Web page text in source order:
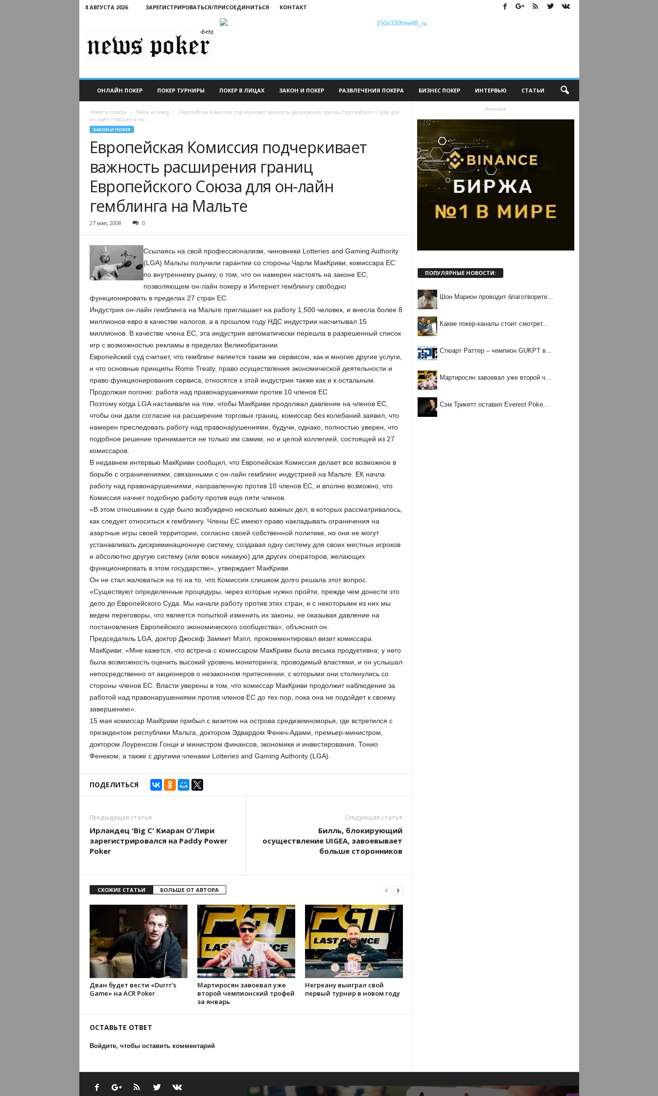
8 АВГУСТА 2026 ЗАРЕГИСТРИРОВАТЬСЯ/ПРИСОЕДИНИТЬСЯ КОНТАКТ
ОНЛАЙН ПОКЕР ПОКЕР ТУРНИРЫ ПОКЕР В ЛИЦАХ ЗАКОН И ПОКЕР РАЗВЛЕЧЕНИЯ ПОКЕРА БИЗНЕС ПОКЕР ИНТЕРВЬЮ СТАТЬИ
Новости покера Закон и покер
Европейская Комиссия подчеркивает важность расширения границ Европейского Союза для
он-лайн гемблинга на...
ЗАКОН И ПОКЕР
Европейская Комиссия подчеркивает
важность расширения границ
Европейского Союза для он-лайн
гемблинга на Мальте
27 мая, 2008 0
Ссылаясь на свой профессионализм, чиновники Lotteries and Gaming Authority
(LGA) Мальты получили гарантии со стороны Чарли МакКриви, комиссара ЕС
по внутреннему рынку, о том, что он намерен настоять на законе ЕС,
позволяющем он-лайн покеру и Интернет гемблингу свободно
функционировать в пределах 27 стран ЕС.
Индустрия он-лайн гемблинга на Мальте приглашает на работу 1,500 человек, и внесла более 8
миллионов евро в качестве налогов, а в прошлом году НДС индустрии насчитывал 15
миллионов. В качестве члена ЕС, эта индустрия автоматически перешла в разрешенный список
игр с возможностью рекламы в пределах Великобритании.
Европейский суд считает, что гемблинг является таким же сервисом, как и многие другие услуги,
и что основные принципы Rome Treaty, право осуществления экономической деятельности и
право функционирования сервиса, относятся к этой индустрии также как и к остальным.
Продолжая погоню: работа над правонарушениями против 10 членов ЕС
Поэтому когда LGA настаивали на том, чтобы МакКриви продолжал давление на членов ЕС,
чтобы они дали согласие на расширение торговых границ, комиссар без колебаний заявил, что
намерен преследовать работу над правонарушениями, будучи, однако, полностью уверен, что
подобное решение принимается не только им самим, но и целой коллегией, состоящей из 27
комиссаров.
В недавнем интервью МакКриви сообщил, что Европейская Комиссия делает все возможное в
борьбе с ограничениями, связанными с он-лайн гемблинг индустрией на Мальте. ЕК начла
работу над правонарушениями, направленную против 10 членов ЕС, и вполне возможно, что
Комиссия начнет подобную работу против еще пяти членов.
«В этом отношении в суде было возбуждено несколько важных дел, в которых рассматривалось,
как следует относиться к гемблингу. Члены ЕС имеют право накладывать ограничения на
азартные игры своей территории, согласно своей собственной политике, но они не могут
устанавливать дискриминационную систему, создавая одну систему для своих местных игроков
и абсолютно другую систему (или вовсе никакую) для других операторов, желающих
функционировать в этом государстве», утверждает МакКриви.
Он не стал жаловаться на то на то, что Комиссия слишком долго решала этот вопрос.
«Существуют определенные процедуры, через которые нужно пройти, прежде чем донести это
дело до Европейского Суда. Мы начали работу против этих стран, и с некоторыми из них мы
ведем переговоры, что является попыткой изменить их законы, не оказывая давление на
постановления Европейского экономического сообщества», объяснил он.
Председатель LGA, доктор Джосеф Заммит Мэпл, прокомментировал визит комиссара
МакКриви: «Мне кажется, что встреча с комиссаром МакКриви была весьма продуктивна; у него
была возможность оценить высокий уровень мониторинга, проводимый властями, и он услышал
непосредственно от акционеров о незаконном притеснении, с которыми они столкнулись со
стороны членов ЕС. Власти уверены в том, что комиссар МакКриви продолжит наблюдение за
работой над правонарушениями против членов ЕС до тех пор, пока она не подойдет к своему
завершению».
15 мая комиссар МакКриви прибыл с визитом на острова средиземноморья, где встретился с
президентом республики Мальта, доктором Эдвардом Фенеч-Адами, премьер-министром,
доктором Лоуренсом Гонци и министром финансов, экономики и инвестирования, Тонио
Фенеком, а также с другими членами Lotteries and Gaming Authority (LGA).
ПОДЕЛИТЬСЯ
Предыдущая статья
Ирландец 'Big C' Kиаран О'Лири
зарегистрировался на Paddy Power
Poker
Следующая статья
Билль, блокирующий
осуществление UIGEA, завоевывает
больше сторонников
СХОЖИЕ СТАТЬИ БОЛЬШЕ ОТ АВТОРА
Дван будет вести «Durrr’s
Game» на ACR Poker
Мартиросян завоевал уже
второй чемпионский трофей
за январь
Негреану выиграл свой
первый турнир в новом году
ОСТАВЬТЕ ОТВЕТ
Войдите, чтобы оставить комментарий
Реклама
ПОПУЛЯРНЫЕ НОВОСТИ:
Шон Марион проводит благотворите...
Какие покер-каналы стоит смотрет...
Стюарт Раттер – чемпион GUKPT в...
Мартиросян завоевал уже второй ч...
Сэм Трикетт оставил Everest Poke...